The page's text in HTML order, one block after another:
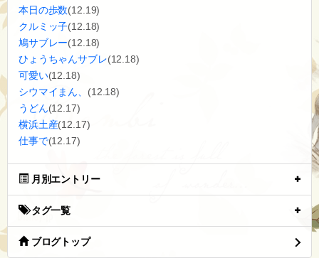
本日の歩数(12.19)
クルミッ子(12.18)
鳩サブレー(12.18)
ひょうちゃんサブレ(12.18)
可愛い(12.18)
シウマイまん、 (12.18)
うどん(12.17)
横浜土産(12.17)
仕事で(12.17)
月別エントリー
タグ一覧
ブログトップ